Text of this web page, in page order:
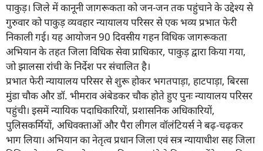
पाकुड़। जिले में कानूनी जागरूकता को जन-जन तक पहुंचाने के उद्देश्य से
गुरुवार को पाकुड़ व्यवहार न्यायालय परिसर से एक भव्य प्रभात फेरी
निकाली गई। यह आयोजन 90 दिवसीय गहन विधिक जागरूकता
अभियान के तहत जिला विधिक सेवा प्राधिकार, पाकुड़ द्वारा किया गया,
जो झालसा रांची के निर्देश पर संचालित है।
प्रभात फेरी न्यायालय परिसर से शुरू होकर भगतपाड़ा, हाटपाड़ा, बिरसा
मुंडा चौक और डॉ. भीमराव अंबेडकर चौक होते हुए पुनः न्यायालय परिसर
पहुंची। इसमें न्यायिक पदाधिकारियों, प्रशासनिक अधिकारियों,
पुलिसकर्मियों, अधिवक्ताओं और पैरा लीगल वॉलंटियर्स ने बढ़-चढ़कर
भाग लिया। अभियान का नेतृत्व प्रधान जिला एवं सत्र न्यायाधीश सह जिला